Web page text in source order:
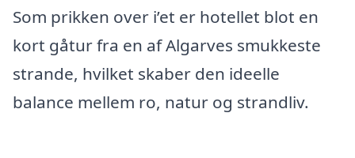
Som prikken over i’et er hotellet blot en
kort gåtur fra en af Algarves smukkeste
strande, hvilket skaber den ideelle
balance mellem ro, natur og strandliv.